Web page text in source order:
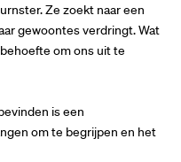
Ze zoekt naar een
gewoontes verdringt. Wat
om ons uit te
is een
om te begrijpen en het